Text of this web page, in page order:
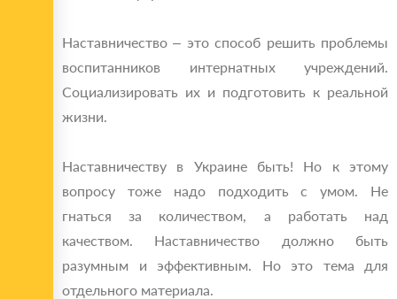
Наставничество – это способ решить проблемы
воспитанников интернатных учреждений.
Социализировать их и подготовить к реальной
жизни.
Наставничеству в Украине быть! Но к этому
вопросу тоже надо подходить с умом. Не
гнаться за количеством, а работать над
качеством. Наставничество должно быть
разумным и эффективным. Но это тема для
отдельного материала.